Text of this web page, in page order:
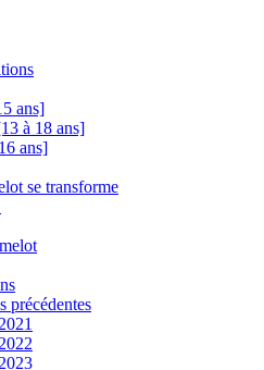
ans]
à 18 ans]
ans]
se transforme
précédentes